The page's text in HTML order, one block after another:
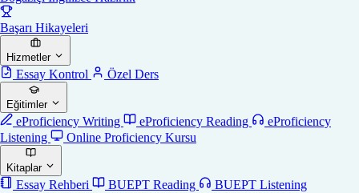
Başarı Hikayeleri
Hizmetler
Essay Kontrol Özel Ders
Eğitimler
eProficiency Writing eProficiency Reading
eProficiency
Listening
Online Proficiency Kursu
Kitaplar
Essay Rehberi BUEPT Reading BUEPT Listening